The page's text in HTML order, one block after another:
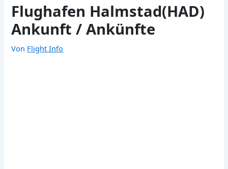
Flughafen Halmstad(HAD)
Ankunft / Ankünfte
Von Flight Info